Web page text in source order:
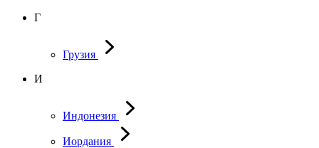
Г
Грузия
И
Индонезия
Иордания